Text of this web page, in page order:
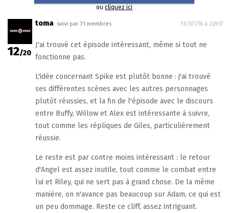
oucliquez ici
12/20
toma suivi par 31 membres 11/07/16 à 22h17
J'ai trouvé cet épisode intéressant, même si tout ne
fonctionne pas.
L'idée concernant Spike est plutôt bonne : j'ai trouvé
ses différentes scènes avec les autres personnages
plutôt réussies, et la fin de l'épisode avec le discours
entre Buffy, Willow et Alex est intéressante à suivre,
tout comme les répliques de Giles, particulièrement
réussie.
Le reste est par contre moins intéressant : le retour
d'Angel est assez inutile, tout comme le combat entre
lui et Riley, qui ne sert pas à grand chose. De la même
manière, on n'avance pas beaucoup sur Adam, ce qui est
un peu dommage. Reste ce cliff, assez intriguant.